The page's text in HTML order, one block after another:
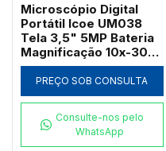
Microscópio Digital
Portátil Icoe UM038
Tela 3,5" 5MP Bateria
Magnificação 10x-300x
e Iluminação LED
PREÇO SOB CONSULTA
Consulte-nos pelo
WhatsApp